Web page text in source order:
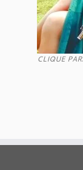
CLIQUE